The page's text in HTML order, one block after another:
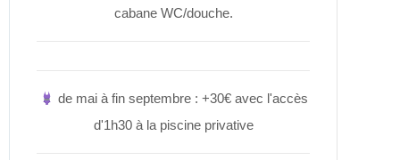
cabane WC/douche.
de mai à fin septembre : +30€ avec l'accès
d'1h30 à la piscine privative